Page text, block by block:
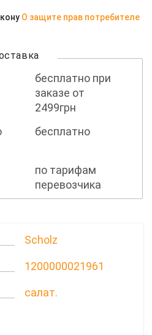
О защите прав потребителе
бесплатно при
заказе от
2499грн
бесплатно
по тарифам
перевозчика
Scholz
1200000021961
салат.